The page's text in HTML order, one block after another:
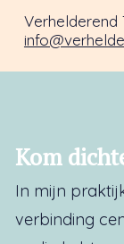
Verhelderend
Kom
In mijn
verbinding